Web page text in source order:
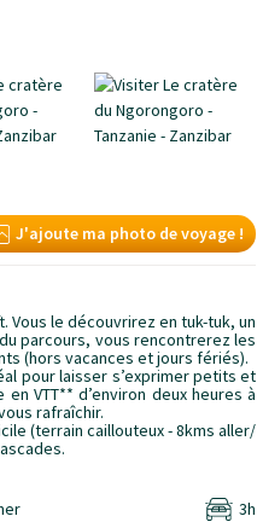
J'ajoute ma photo de voyage !
Vous le découvrirez en tuk-tuk, un
parcours, vous rencontrerez les
(hors vacances et jours fériés).
pour laisser s’exprimer petits et
VTT** d’environ deux heures à
rafraîchir.
(terrain caillouteux - 8kms aller/
3h